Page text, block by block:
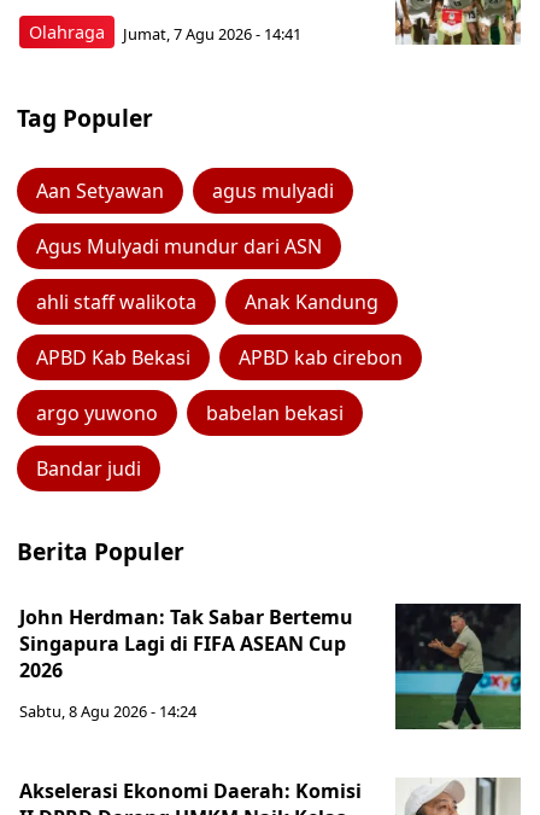
Olahraga Jumat, 7 Agu 2026 - 14:41
Tag Populer
Aan Setyawan agus mulyadi
Agus Mulyadi mundur dari ASN
ahli staff walikota Anak Kandung
APBD Kab Bekasi APBD kab cirebon
argo yuwono babelan bekasi
Bandar judi
Berita Populer
John Herdman: Tak Sabar Bertemu
Singapura Lagi di FIFA ASEAN Cup
2026
Sabtu, 8 Agu 2026 - 14:24
Akselerasi Ekonomi Daerah: Komisi